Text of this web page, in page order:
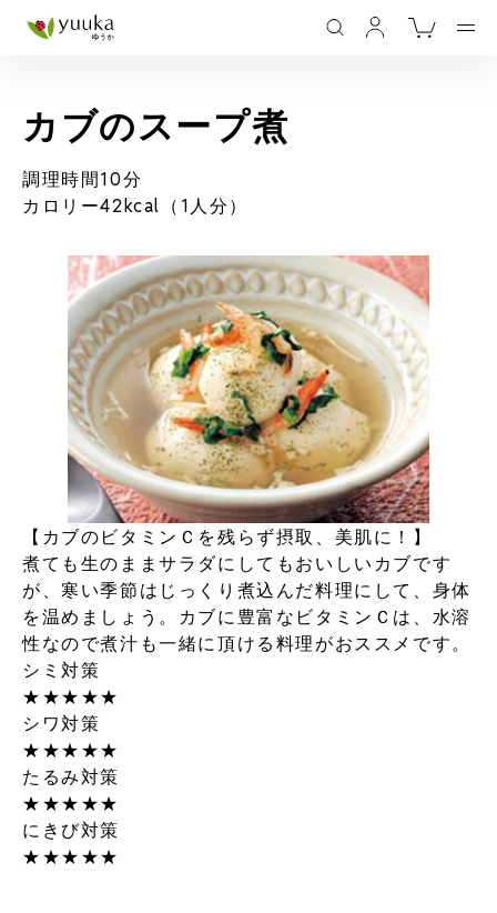
カブのスープ煮
調理時間10分
カロリー42kcal（1人分）
【カブのビタミンＣを残らず摂取、美肌に！】
煮ても生のままサラダにしてもおいしいカブです
が、寒い季節はじっくり煮込んだ料理にして、身体
を温めましょう。カブに豊富なビタミンＣは、水溶
性なので煮汁も一緒に頂ける料理がおススメです。
シミ対策
★★★★★
シワ対策
★★★★★
たるみ対策
★★★★★
にきび対策
★★★★★